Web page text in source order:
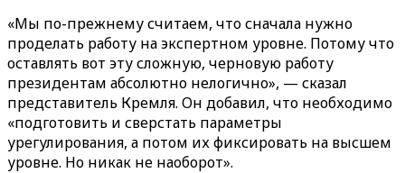
«Мы по-прежнему считаем, что сначала нужно
проделать работу на экспертном уровне. Потому что
оставлять вот эту сложную, черновую работу
президентам абсолютно нелогично», — сказал
представитель Кремля. Он добавил, что необходимо
«подготовить и сверстать параметры
урегулирования, а потом их фиксировать на высшем
уровне. Но никак не наоборот».